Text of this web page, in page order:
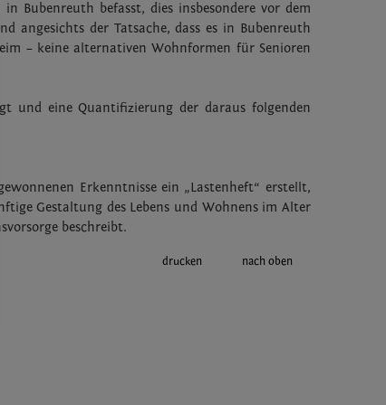
Bubenreuth befasst, dies insbesondere vor dem
angesichts der Tatsache, dass es in Bubenreuth
– keine alternativen Wohnformen für Senioren
und eine Quantifizierung der daraus folgenden
Erkenntnisse ein „Lastenheft“ erstellt,
Gestaltung des Lebens und Wohnens im Alter
beschreibt.
drucken nach oben